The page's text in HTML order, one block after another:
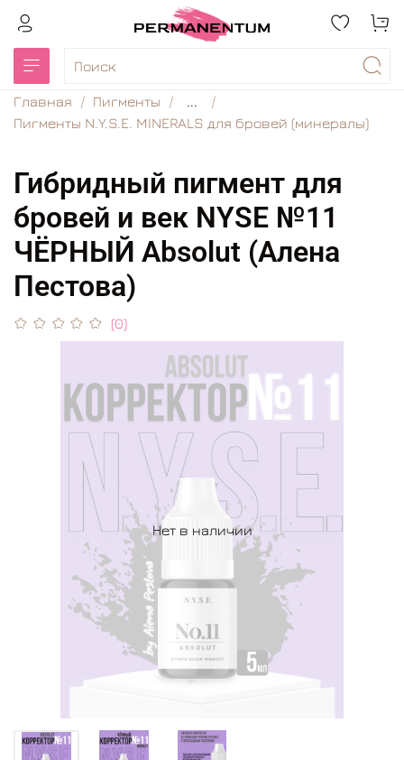
Главная Пигменты
...
Пигменты N.Y.S.E. MINERALS для бровей (минералы)
Гибридный пигмент для
бровей и век NYSE №11
ЧЁРНЫЙ Absolut (Алена
Пестова)
(0)
Нет в наличии